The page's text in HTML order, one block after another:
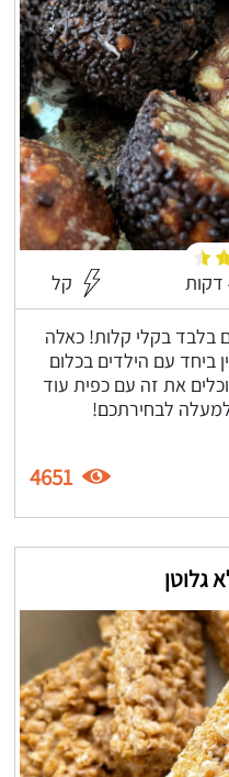
קל
נוטלה מ-3 מרכיבים בלבד בקלי קלות! כאלה
ביחד עם הילדים בכלום
את זה עם כפית עוד
לבחירתכם!
4651
גלוטן